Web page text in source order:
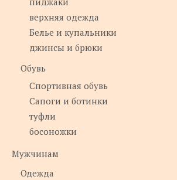
верхняя одежда
Белье и купальники
джинсы и брюки
Обувь
Спортивная обувь
Сапоги и ботинки
туфли
босоножки
Мужчинам
Одежда